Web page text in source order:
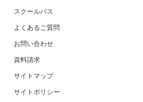
スクールバス
よくあるご質問
お問い合わせ
資料請求
サイトマップ
サイトポリシー